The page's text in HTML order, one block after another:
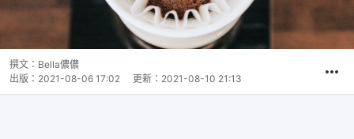
撰文： Bella儂儂
出版： 2021-08-06 17:02 更新： 2021-08-10 21:13